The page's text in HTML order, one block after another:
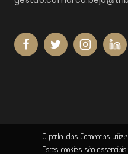
O portal das Comarcas
Estes cookies são